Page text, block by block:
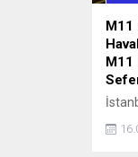
M11
M11